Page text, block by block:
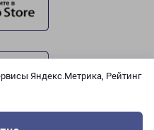
Яндекс.Метрика, Рейтинг